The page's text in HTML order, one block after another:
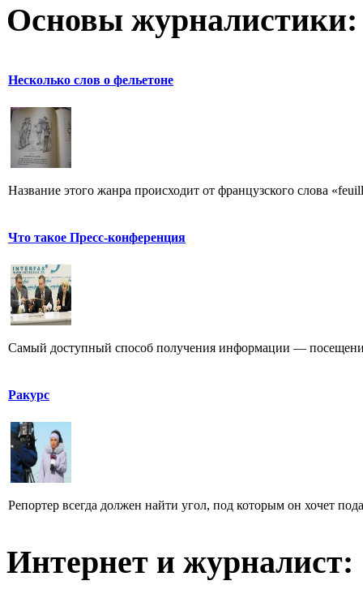
Основы журналистики:
Несколько слов о фельетоне
Название этого жанра происходит от французского слова
Что такое Пресс-конференция
Самый доступный способ получения информации —
Ракурс
Репортер всегда должен найти угол, под которым он хочет
Интернет и журналист: